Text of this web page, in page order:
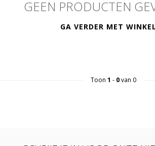
GEEN PRODUCTEN
GA VERDER MET
Toon 1 - 0van 0